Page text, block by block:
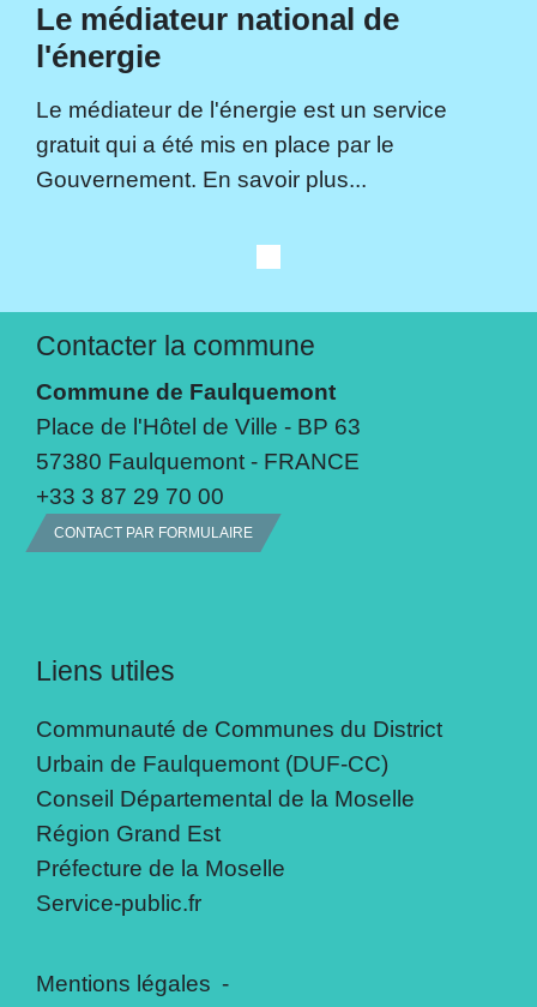
Le médiateur national de
l'énergie
Le médiateur de l'énergie est un service
gratuit qui a été mis en place par le
Gouvernement. En savoir plus...
Contacter la commune
Commune de Faulquemont
Place de l'Hôtel de Ville - BP 63
57380 Faulquemont - FRANCE
+33 3 87 29 70 00
CONTACT PAR FORMULAIRE
Liens utiles
Communauté de Communes du District
Urbain de Faulquemont (DUF-CC)
Conseil Départemental de la Moselle
Région Grand Est
Préfecture de la Moselle
Service-public.fr
Mentions légales -